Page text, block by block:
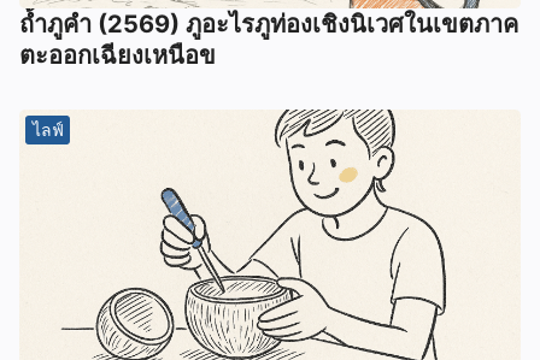
ถ้ำภูคำ (2569) ภูอะไรภูท่องเชิงนิเวศในเขตภาค
ตะออกเฉียงเหนือข
ไลฟ์